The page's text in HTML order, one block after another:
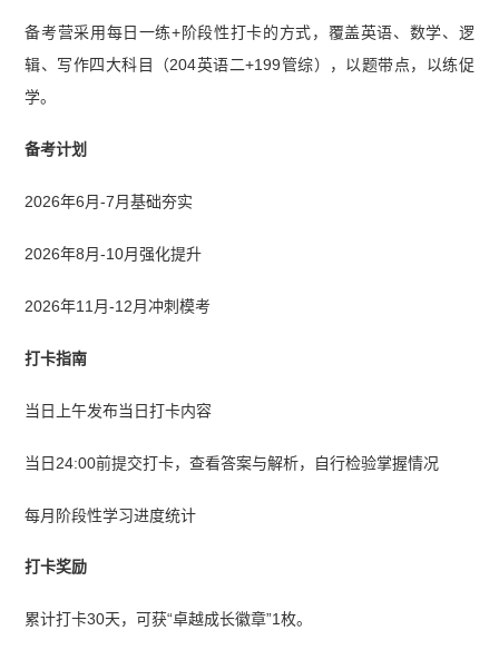
备考营采用每日一练+阶段性打卡的方式，覆盖英语、数学、逻
辑、写作四大科目（204英语二+199管综），以题带点，以练促
学。
备考计划
2026年6月-7月基础夯实
2026年8月-10月强化提升
2026年11月-12月冲刺模考
打卡指南
当日上午发布当日打卡内容
当日24:00前提交打卡，查看答案与解析，自行检验掌握情况
每月阶段性学习进度统计
打卡奖励
累计打卡30天，可获“卓越成长徽章”1枚。